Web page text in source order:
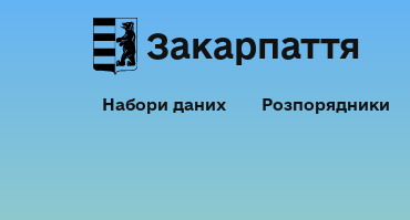
Закарпаття
Набори даних Розпорядники